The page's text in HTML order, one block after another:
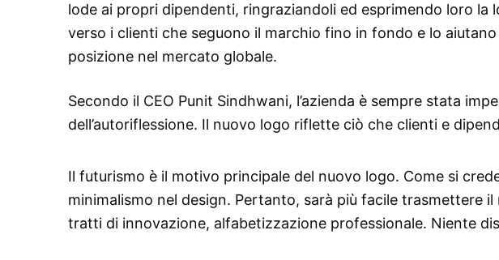
lode ai propri dipendenti, ringraziandoli ed esprimendo loro la
verso i clienti che seguono il marchio fino in fondo e lo
posizione nel mercato globale.
Secondo il CEO Punit Sindhwani, l’azienda è sempre stata
dell’autoriflessione. Il nuovo logo riflette ciò che clienti e
Il futurismo è il motivo principale del nuovo logo. Come si
minimalismo nel design. Pertanto, sarà più facile trasmettere il
tratti di innovazione, alfabetizzazione professionale. Niente